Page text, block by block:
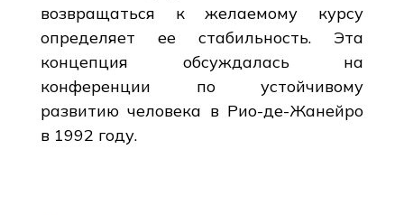
возвращаться к желаемому курсу
определяет ее стабильность. Эта
концепция обсуждалась на
конференции по устойчивому
развитию человека в Рио-де-Жанейро
в 1992 году.